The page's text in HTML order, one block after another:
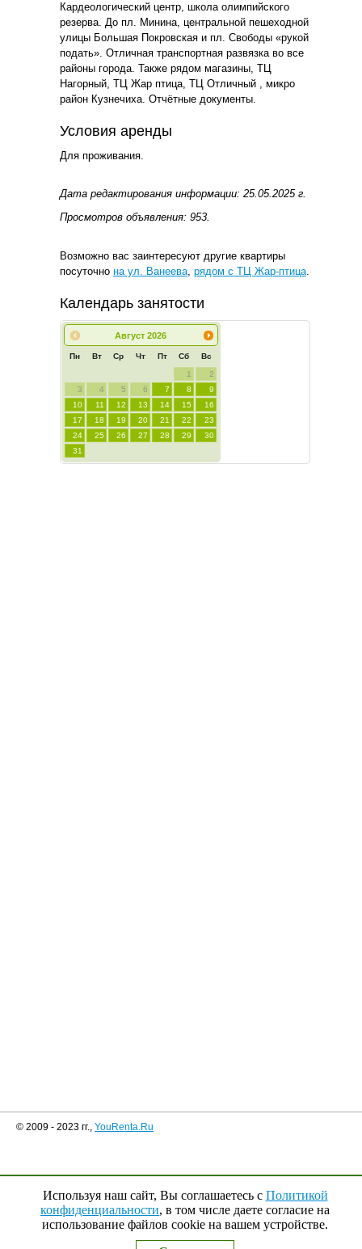
Кардеологический центр, школа олимпийского
резерва. До пл. Минина, центральной пешеходной
улицы Большая Покровская и пл. Свободы «рукой
подать». Отличная транспортная развязка во все
районы города. Также рядом магазины, ТЦ
Нагорный, ТЦ Жар птица, ТЦ Отличный , микро
район Кузнечиха. Отчётные документы.
Условия аренды
Для проживания.
Дата редактирования информации: 25.05.2025 г.
Просмотров объявления: 953.
Возможно вас заинтересуют другие квартиры
посуточно на ул. Ванеева, рядом с ТЦ Жар-птица.
Календарь занятости
Август 2026
Пн Вт Ср Чт Пт Сб Вс
1
2
3
4 5 6 7 8
9
10
11 12 13 14 15
16
17
18 19 20 21 22
23
24
25 26 27 28 29
30
31
© 2009 - 2023 гг., YouRenta.Ru
Используя наш сайт, Вы соглашаетесь с Политикой
конфиденциальности, в том числе даете согласие на
использование файлов cookie на вашем устройстве.